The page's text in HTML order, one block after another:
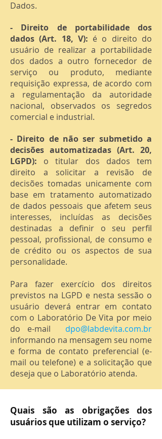
Dados.
- Direito de portabilidade dos
dados (Art. 18, V): é o direito do
usuário de realizar a portabilidade
dos dados a outro fornecedor de
serviço ou produto, mediante
requisição expressa, de acordo com
a regulamentação da autoridade
nacional, observados os segredos
comercial e industrial.
- Direito de não ser submetido a
decisões automatizadas (Art. 20,
LGPD): o titular dos dados tem
direito a solicitar a revisão de
decisões tomadas unicamente com
base em tratamento automatizado
de dados pessoais que afetem seus
interesses, incluídas as decisões
destinadas a definir o seu perfil
pessoal, profissional, de consumo e
de crédito ou os aspectos de sua
personalidade.
Para fazer exercício dos direitos
previstos na LGPD e nesta sessão o
usuário deverá entrar em contato
com o Laboratório De Vita por meio
do e-mail dpo@labdevita.com.br
informando na mensagem seu nome
e forma de contato preferencial (e-
mail ou telefone) e a solicitação que
deseja que o Laboratório atenda.
Quais são as obrigações dos
usuários que utilizam o serviço?